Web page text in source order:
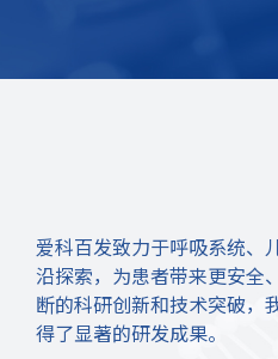
爱科百发致力于呼吸系统、
沿探索，为患者带来更安全
断的科研创新和技术突破，
得了显著的研发成果。